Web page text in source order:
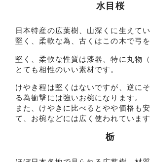
水目桜
日本特産の広葉樹、山深くに生えて
堅く、柔軟な為、古くはこの木で弓を
堅く、柔軟な性質は漆器、特に丸物
とても相性のいい素材です。
けやき程は堅くはないですが、逆に
る為衝撃には強いお椀になります。
また、けやきに比べるとやや価格も
て、お椀などには広く使われています
栃